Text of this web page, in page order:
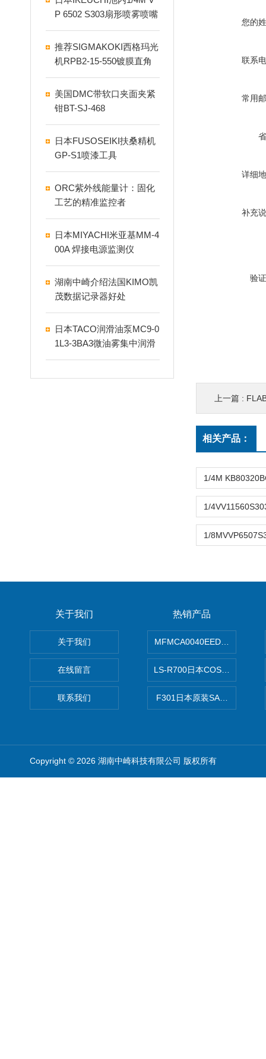
P 6502 S303扇形喷雾喷嘴
推荐SIGMAKOKI西格玛光
机RPB2-15-550镀膜直角
棱镜
美国DMC带软口夹面夹紧
钳BT-SJ-468
日本FUSOSEIKI扶桑精机
GP-S1喷漆工具
ORC紫外线能量计：固化
工艺的精准监控者
日本MIYACHI米亚基MM-4
00A 焊接电源监测仪
湖南中崎介绍法国KIMO凯
茂数据记录器好处
日本TACO润滑油泵MC9-0
1L3-3BA3微油雾集中润滑
装置
您的
联系
常用
详细
补充
验
上一篇 :
相关产品：
关于我们
关于我们
在线留言
联系我们
热销产品
MFMCA0040EED-H日本
LS-R700日本COSMO科斯莫
F301日本原装SANAI三爱旋
Copyright © 2026 湖南中崎科技有限公司 版权所有